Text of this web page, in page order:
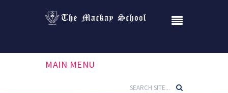
MAIN MENU